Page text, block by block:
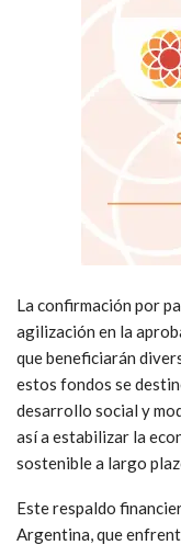
La confirmación por
agilización en la
que beneficiarán
estos fondos se
desarrollo social y
así a estabilizar la
sostenible a largo
Este respaldo
Argentina, que